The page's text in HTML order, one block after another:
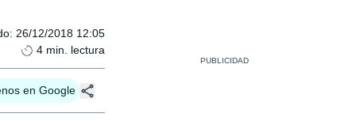
: 26/12/2018 12:05
4 min. lectura
en Google